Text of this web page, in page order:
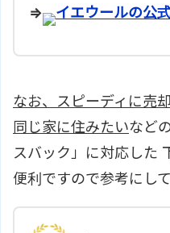
⇒ イエウールの公
なお、スピーディに売
同じ家に住みたいなど
スバック」に対応した
便利ですので参考にし